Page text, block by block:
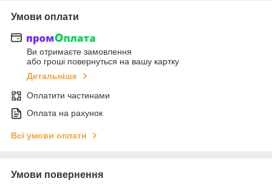
Умови оплати
Ви отримаєте замовлення
або гроші повернуться на вашу картку
Детальніше
Оплатити частинами
Оплата на рахунок
Всі умови оплати
Умови повернення